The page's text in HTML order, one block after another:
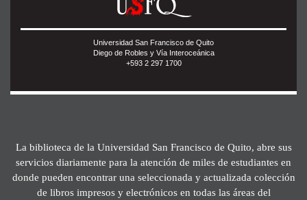
Universidad San Francisco de Quito
Diego de Robles y Vía Interoceánica
+593 2 297 1700
La biblioteca de la Universidad San Francisco de Quito, abre sus
servicios diariamente para la atención de miles de estudiantes en
donde pueden encontrar una seleccionada y actualizada colección
de libros impresos y electrónicos en todas las áreas del